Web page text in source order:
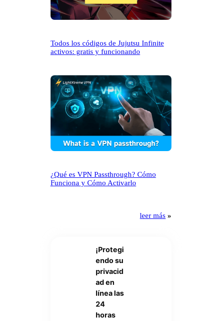
Todos los códigos de Jujutsu Infinite
activos: gratis y funcionando
¿Qué es VPN Passthrough? Cómo
Funciona y Cómo Activarlo
leer más »
¡Protegi
endo su
privacid
ad en
línea las
24
horas